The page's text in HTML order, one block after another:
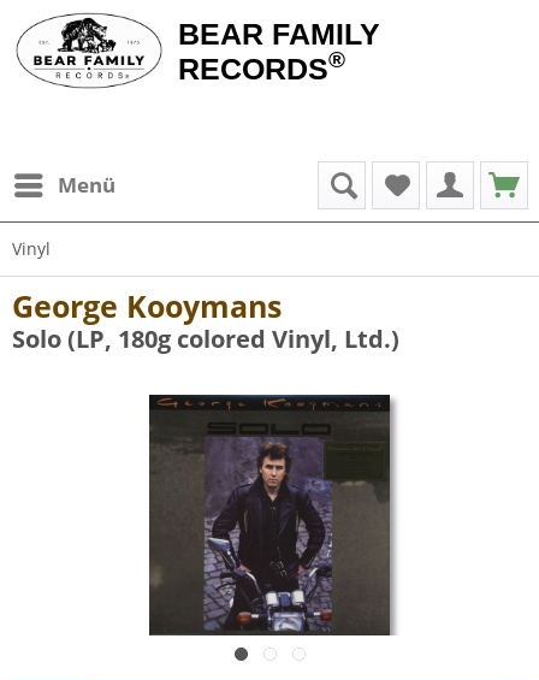
BEAR FAMILY
RECORDS®
Menü
Vinyl
George Kooymans
Solo (LP, 180g colored Vinyl, Ltd.)